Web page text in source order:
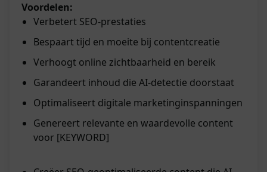
Voordelen:
Verbetert SEO-prestaties
Bespaart tijd en moeite bij contentcreatie
Verhoogt online zichtbaarheid en bereik
Garandeert inhoud die AI-detectie doorstaat
Optimaliseert digitale marketinginspanningen
Genereert relevante en waardevolle content
voor [KEYWORD]